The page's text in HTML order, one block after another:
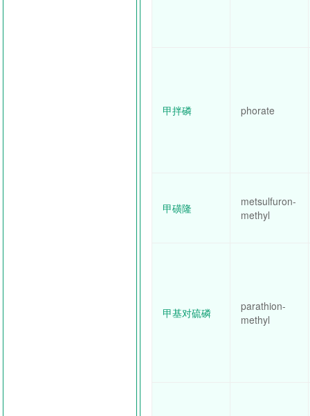
甲拌磷 phorate
甲磺隆
metsulfuron-
methyl
甲基对硫磷
parathion-
methyl